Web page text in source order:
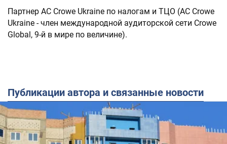
Партнер AC Crowe Ukraine по налогам и ТЦО (AC Crowe
Ukraine - член международной аудиторской сети Crowe
Global, 9-й в мире по величине).
Публикации автора и связанные новости